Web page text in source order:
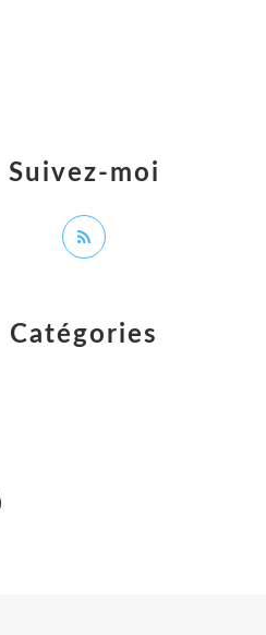
Catégories
Suivez-moi